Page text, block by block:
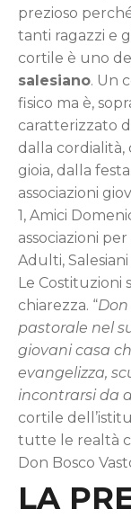
prezioso
tanti ragazzi e
cortile è uno
salesiano. Un
fisico ma è,
caratterizzato
dalla cordialità,
gioia, dalla
associazioni
1, Amici
associazioni
Adulti, Salesiani
Le Costituzioni
chiarezza. “
pastorale nel
giovani casa
evangelizza,
incontrarsi da
cortile
tutte le realtà
Don Bosco
LA